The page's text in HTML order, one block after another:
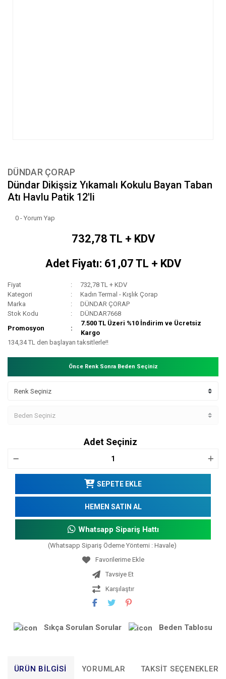
DÜNDAR ÇORAP
Dündar Dikişsiz Yıkamalı Kokulu Bayan Taban
Atı Havlu Patik 12'li
0 - Yorum Yap
732,78 TL + KDV
Adet Fiyatı: 61,07 TL + KDV
Fiyat
732,78 TL + KDV
Kategori
Kadın Termal - Kışlık Çorap
Marka
DÜNDAR ÇORAP
Stok Kodu
DÜNDAR7668
Promosyon
7.500 TL Üzeri %10 İndirim ve Ücretsiz
Kargo
134,34 TL den başlayan taksitlerle!!
Önce Renk Sonra Beden Seçiniz
Adet Seçiniz
SEPETE EKLE
HEMEN SATIN AL
Whatsapp Sipariş Hattı
(Whatsapp Sipariş Ödeme Yöntemi : Havale)
Tavsiye Et
Karşılaştır
Sıkça Sorulan Sorular Beden Tablosu
ÜRÜN BILGISI YORUMLAR TAKSIT SEÇENEKLERI